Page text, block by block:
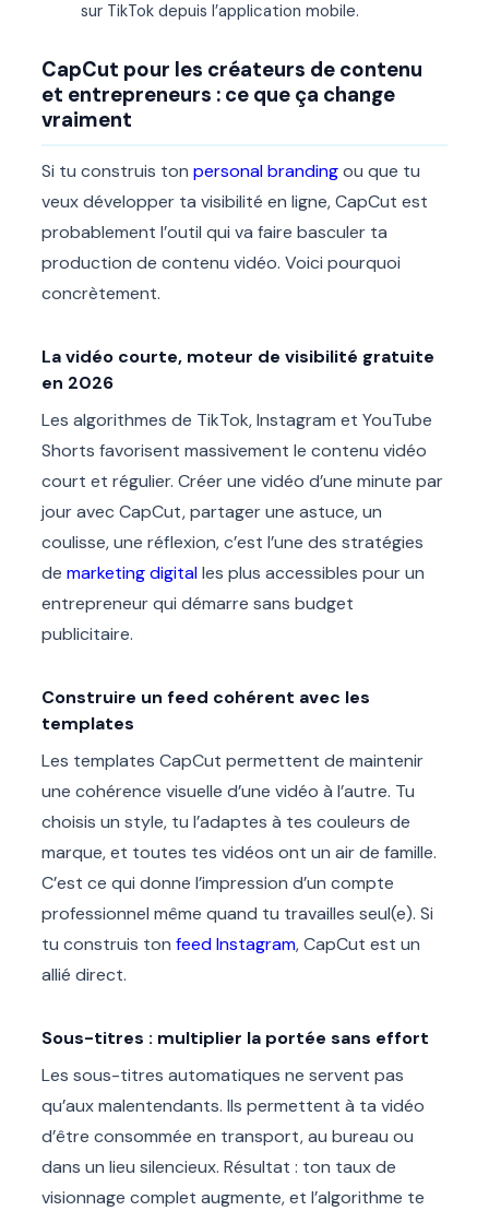
sur TikTok depuis l’application mobile.
CapCut pour les créateurs de contenu
et entrepreneurs : ce que ça change
vraiment
Si tu construis ton personal brandingou que tu
veux développer ta visibilité en ligne, CapCut est
probablement l’outil qui va faire basculer ta
production de contenu vidéo. Voici pourquoi
concrètement.
La vidéo courte, moteur de visibilité gratuite
en 2026
Les algorithmes de TikTok, Instagram et YouTube
Shorts favorisent massivement le contenu vidéo
court et régulier. Créer une vidéo d’une minute par
jour avec CapCut, partager une astuce, un
coulisse, une réflexion, c’est l’une des stratégies
de marketing digitalles plus accessibles pour un
entrepreneur qui démarre sans budget
publicitaire.
Construire un feed cohérent avec les
templates
Les templates CapCut permettent de maintenir
une cohérence visuelle d’une vidéo à l’autre. Tu
choisis un style, tu l’adaptes à tes couleurs de
marque, et toutes tes vidéos ont un air de famille.
C’est ce qui donne l’impression d’un compte
professionnel même quand tu travailles seul(e). Si
tu construis ton feed Instagram, CapCut est un
allié direct.
Sous-titres : multiplier la portée sans effort
Les sous-titres automatiques ne servent pas
qu’aux malentendants. Ils permettent à ta vidéo
d’être consommée en transport, au bureau ou
dans un lieu silencieux. Résultat : ton taux de
visionnage complet augmente, et l’algorithme te